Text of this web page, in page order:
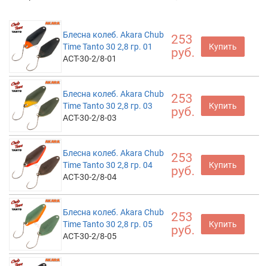
Блесна колеб. Akara Chub
Time Tanto 30 2,8 гр. 01
ACT-30-2/8-01
253
руб.
Купить
Блесна колеб. Akara Chub
Time Tanto 30 2,8 гр. 03
ACT-30-2/8-03
253
руб.
Купить
Блесна колеб. Akara Chub
Time Tanto 30 2,8 гр. 04
ACT-30-2/8-04
253
руб.
Купить
Блесна колеб. Akara Chub
Time Tanto 30 2,8 гр. 05
ACT-30-2/8-05
253
руб.
Купить